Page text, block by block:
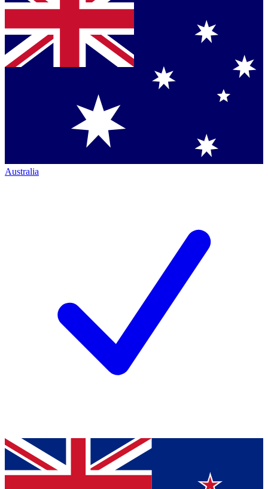
Australia